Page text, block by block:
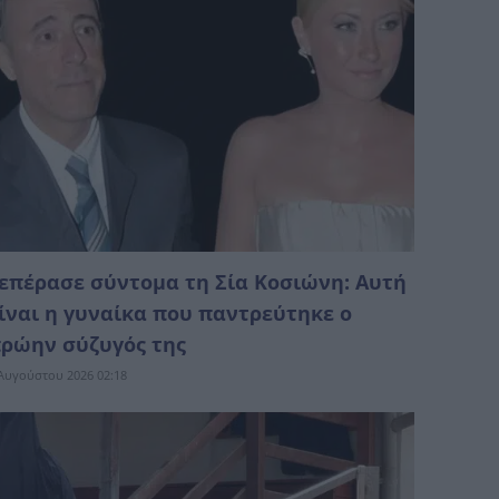
σύντομα τη Σία Κοσιώνη: Αυτή
η γυναίκα που παντρεύτηκε ο
σύζυγός της
2026 02:18